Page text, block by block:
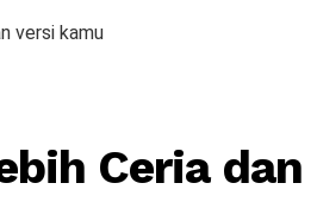
versi kamu
Ceria dan